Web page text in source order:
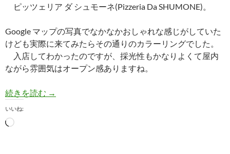
ピッツェリア ダ シュモーネ(Pizzeria Da SHUMONE)。
Google マップの写真でなかなかおしゃれな感じがしていた
けども実際に来てみたらその通りのカラーリングでした。
入店してわかったのですが、採光性もかなりよくて屋内
ながら雰囲気はオープン感ありますね。
続きを読む 【イタリアン】ピッツェリア ダ シュモーネ
→
いいね:
読